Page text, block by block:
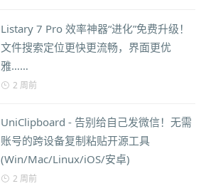
Listary 7 Pro 效率神器“进化”免费升级！
文件搜索定位更快更流畅，界面更优
雅……
2 周前
UniClipboard - 告别给自己发微信！无需
账号的跨设备复制粘贴开源工具
(Win/Mac/Linux/iOS/安卓)
2 周前